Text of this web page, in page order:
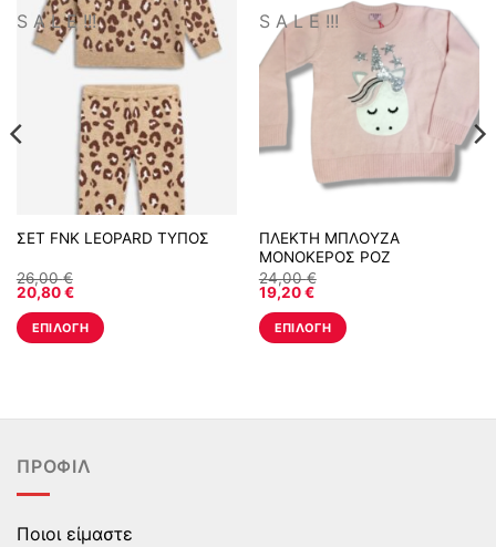
S A L E !!!
ΣΕΤ FNK LEOPARD ΤΥΠΟΣ
26,00€
20,80€
ΕΠΙΛΟΓΉ
έχει
παραλλαγές.
Οι
μπορούν
S A L E !!!
ΠΛΕΚΤΗ ΜΠΛΟΥΖΑ
ΜΟΝΟΚΕΡΟΣ ΡΟΖ
24,00€
19,20€
ΕΠΙΛΟΓΉ
έχει
ΠΡΟΦΊΛ
Ποιοι είμαστε